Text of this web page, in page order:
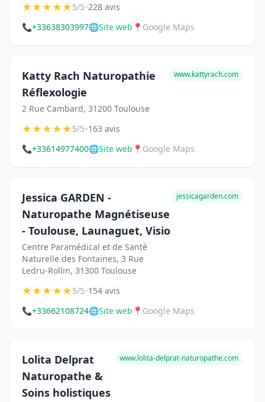
★★★★★5/5•228 avis
📞+33638303997🌐Site web 📍 Google Maps
Katty Rach Naturopathie
Réflexologie
2 Rue Cambard, 31200 Toulouse
www.kattyrach.com
★★★★★5/5•163 avis
📞+33614977400🌐Site web 📍 Google Maps
Jessica GARDEN -
Naturopathe Magnétiseuse
- Toulouse, Launaguet, Visio
Centre Paramédical et de Santé
Naturelle des Fontaines, 3 Rue
Ledru-Rollin, 31300 Toulouse
jessicagarden.com
★★★★★5/5•154 avis
📞+33662108724🌐Site web 📍 Google Maps
Lolita Delprat
Naturopathe &
Soins holistiques
www.lolita-delprat-naturopathe.com